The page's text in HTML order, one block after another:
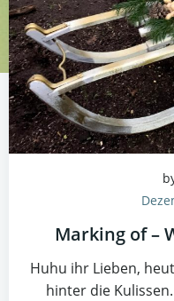
Marking of –
Huhu ihr Lieben,
hinter die